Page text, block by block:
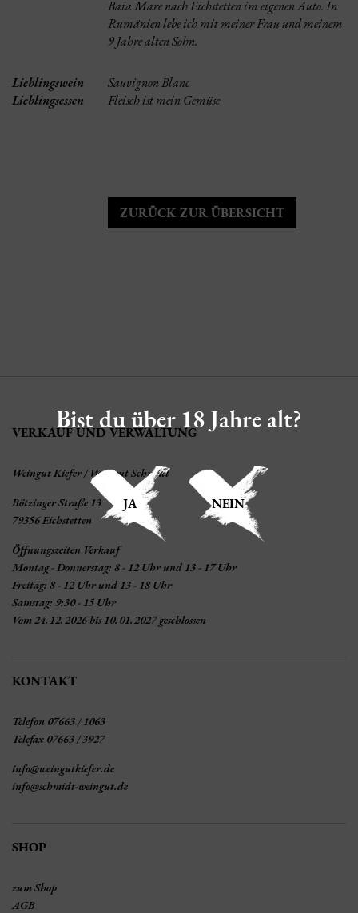
Baia Mare nach Eichstetten im eigenen Auto. In
Rumänien lebe ich mit meiner Frau und meinem
9 Jahre alten Sohn.
Lieblingswein
Sauvignon Blanc
Lieblingsessen
Fleisch ist mein Gemüse
ZURÜCK ZUR ÜBERSICHT
VERKAUF UND VERWALTUNG
Weingut Kiefer / Weingut Schmidt
Bötzinger Straße 13
79356 Eichstetten
Öffnungszeiten Verkauf
Montag - Donnerstag: 8 - 12 Uhr und 13 - 17 Uhr
Freitag: 8 - 12 Uhr und 13 - 18 Uhr
Samstag: 9:30 - 15 Uhr
Vom 24.12.2026 bis 10.01.2027 geschlossen
KONTAKT
Telefon 07663 / 1063
Telefax 07663 / 3927
info@weingutkiefer.de
info@schmidt-weingut.de
SHOP
zum Shop
AGB
Bist du über 18 Jahre alt?
JA NEIN